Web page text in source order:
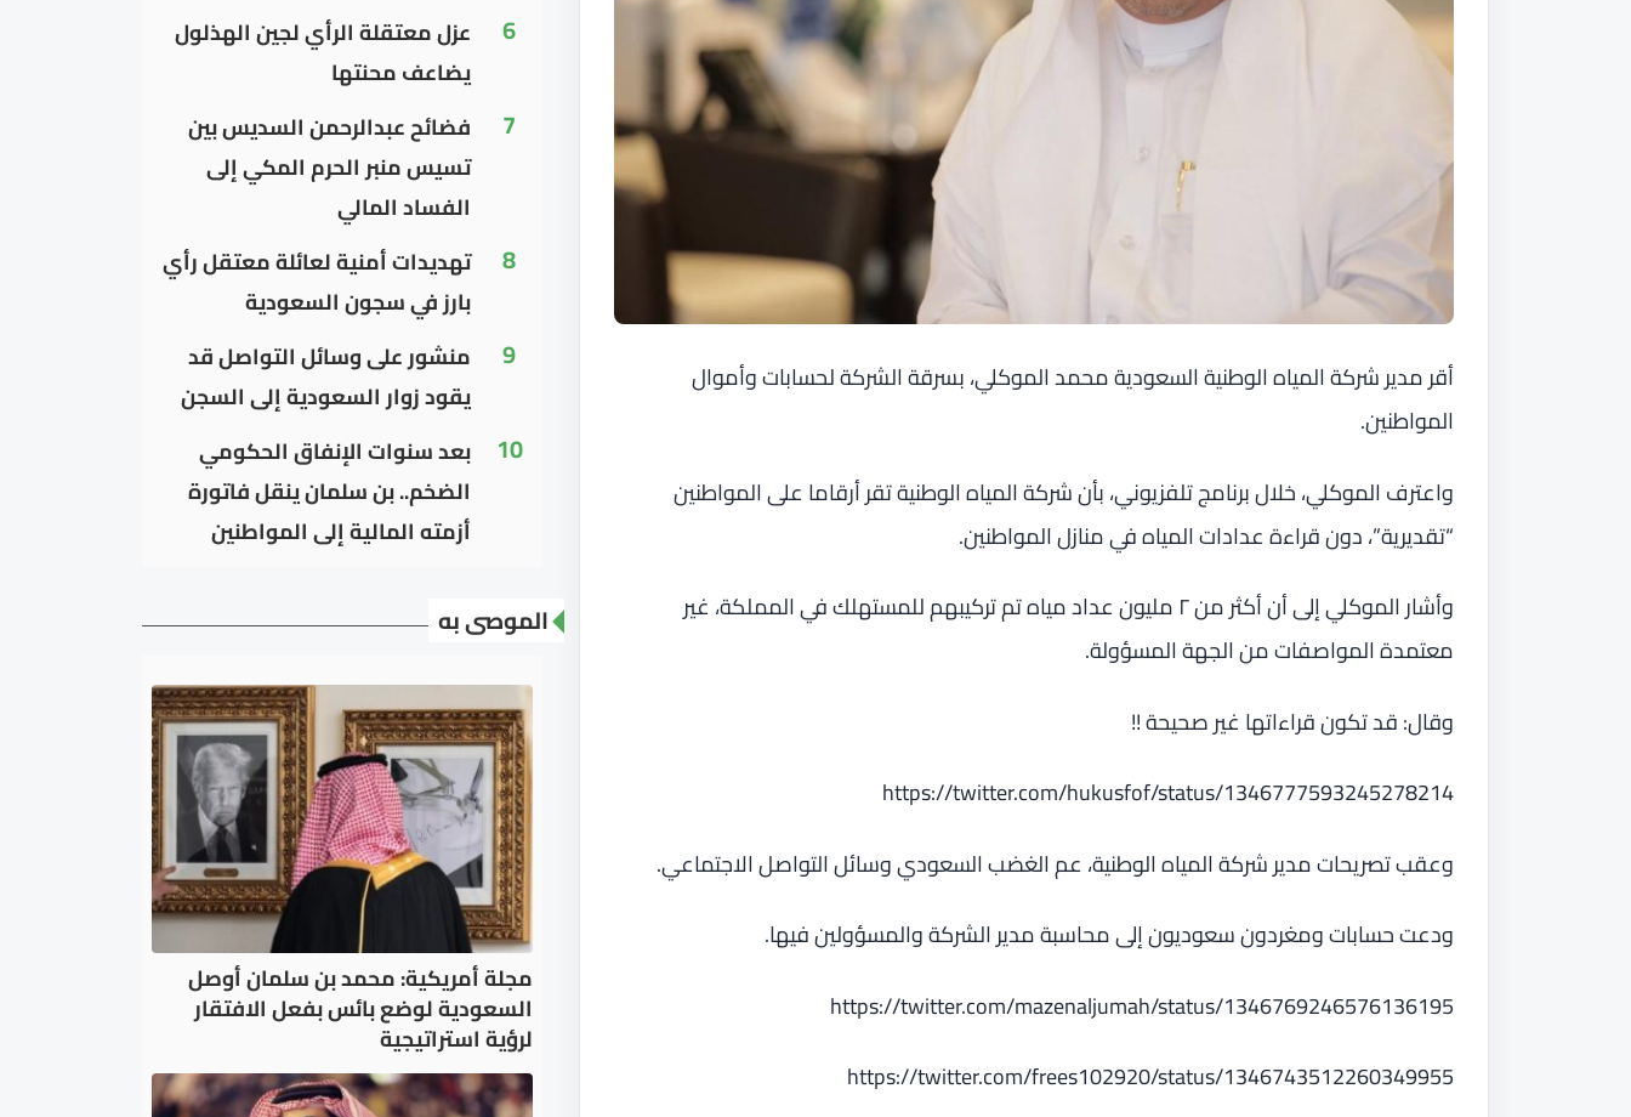
أقر مدير شركة المياه الوطنية السعودية محمد الموكلي، بسرقة الشركة لحسابات وأموال
المواطنين.
واعترف الموكلي، خلال برنامج تلفزيوني، بأن شركة المياه الوطنية تقر أرقاما على المواطنين
“تقديرية”، دون قراءة عدادات المياه في منازل المواطنين.
وأشار الموكلي إلى أن أكثر من ٢ مليون عداد مياه تم تركيبهم للمستهلك في المملكة، غير
معتمدة المواصفات من الجهة المسؤولة.
وقال: قد تكون قراءاتها غير صحيحة !!
https://twitter.com/hukusfof/status/1346777593245278214
وعقب تصريحات مدير شركة المياه الوطنية، عم الغضب السعودي وسائل التواصل الاجتماعي.
ودعت حسابات ومغردون سعوديون إلى محاسبة مدير الشركة والمسؤولين فيها.
https://twitter.com/mazenaljumah/status/1346769246576136195
https://twitter.com/frees102920/status/1346743512260349955
6
عزل معتقلة الرأي لجين الهذلول
يضاعف محنتها
7
فضائح عبدالرحمن السديس بين
تسيس منبر الحرم المكي إلى
الفساد المالي
8
تهديدات أمنية لعائلة معتقل رأي
بارز في سجون السعودية
9
منشور على وسائل التواصل قد
يقود زوار السعودية إلى السجن
10
بعد سنوات الإنفاق الحكومي
الضخم.. بن سلمان ينقل فاتورة
أزمته المالية إلى المواطنين
الموصى به
مجلة أمريكية: محمد بن سلمان أوصل
السعودية لوضع بائس بفعل الافتقار
لرؤية استراتيجية